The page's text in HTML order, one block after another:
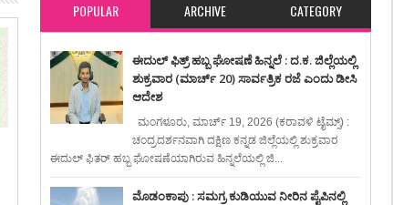
POPULAR ARCHIVE CATEGORY
ಈದುಲ್ ಫಿತ್ರ್ ಹಬ್ಬ ಘೋಷಣೆ ಹಿನ್ನಲೆ : ದ.ಕ. ಜಿಲ್ಲೆಯಲ್ಲಿ
ಶುಕ್ರವಾರ (ಮಾರ್ಚ್ 20) ಸಾರ್ವತ್ರಿಕ ರಜೆ ಎಂದು ಡೀಸಿ
ಆದೇಶ
ಮಂಗಳೂರು, ಮಾರ್ಚ್ 19, 2026 (ಕರಾವಳಿ ಟೈಮ್ಸ್) :
ಚಂದ್ರದರ್ಶನವಾಗಿ ದಕ್ಷಿಣ ಕನ್ನಡ ಜಿಲ್ಲೆಯಲ್ಲಿ ಶುಕ್ರವಾರ
ಈದುಲ್ ಫಿತರ್ ಹಬ್ಬ ಘೋಷಣೆಯಾಗಿರುವ ಹಿನ್ನಲೆಯಲ್ಲಿ ಜಿ...
ಮೊಡಂಕಾಪು : ಸಮಗ್ರ ಕುಡಿಯುವ ನೀರಿನ ಪೈಪಿನಲ್ಲಿ